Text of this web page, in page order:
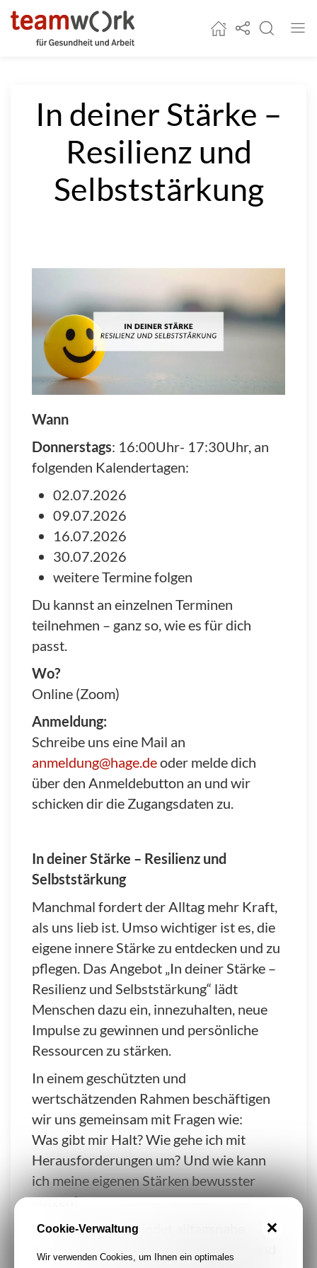
Startseite
Social-Media
Suche
In deiner Stärke –
Resilienz und
Selbststärkung
Wann
Donnerstags: 16:00Uhr- 17:30Uhr, an
folgenden Kalendertagen:
02.07.2026
09.07.2026
16.07.2026
30.07.2026
weitere Termine folgen
Du kannst an einzelnen Terminen
teilnehmen – ganz so, wie es für dich
passt.
Wo?
Online (Zoom)
Anmeldung:
Schreibe uns eine Mail an
anmeldung@hage.deoder melde dich
über den Anmeldebutton an und wir
schicken dir die Zugangsdaten zu.
In deiner Stärke – Resilienz und
Selbststärkung
Manchmal fordert der Alltag mehr Kraft,
als uns lieb ist. Umso wichtiger ist es, die
eigene innere Stärke zu entdecken und zu
pflegen. Das Angebot „In deiner Stärke –
Resilienz und Selbststärkung“ lädt
Menschen dazu ein, innezuhalten, neue
Impulse zu gewinnen und persönliche
Ressourcen zu stärken.
In einem geschützten und
wertschätzenden Rahmen beschäftigen
wir uns gemeinsam mit Fragen wie:
Was gibt mir Halt? Wie gehe ich mit
Herausforderungen um? Und wie kann
ich meine eigenen Stärken bewusster
nutzen?
Das Angebot verbindet alltagsnahe
Impulse zu Resilienz, Selbstfürsorge und
Cookie-Verwaltung
Wir verwenden Cookies, um Ihnen ein optimales